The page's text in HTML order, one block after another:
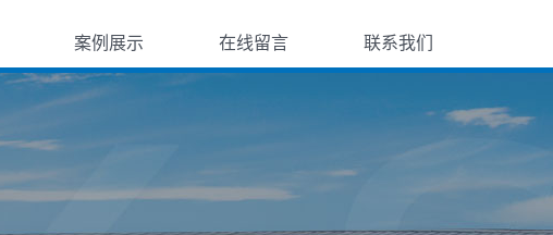
案例展示 在线留言 联系我们